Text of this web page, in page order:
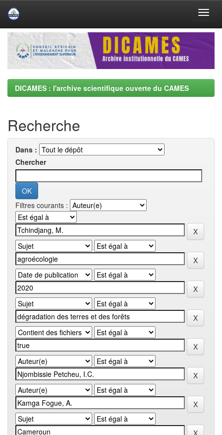
Skip
navigation
DICAMES : l'archive scientifique ouverte du CAMES
Recherche
Dans :
Chercher
Filtres courants :